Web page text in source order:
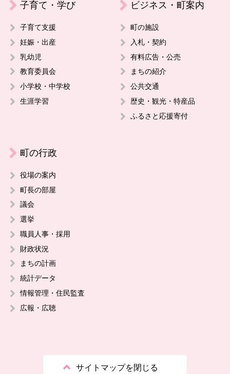
子育て・学び
子育て支援
妊娠・出産
乳幼児
教育委員会
小学校・中学校
生涯学習
ビジネス・町案内
町の施設
入札・契約
有料広告・公売
まちの紹介
公共交通
歴史・観光・特産品
ふるさと応援寄付
町の行政
役場の案内
町長の部屋
議会
選挙
職員人事・採用
財政状況
まちの計画
統計データ
情報管理・住民監査
広報・広聴
サイトマップを閉じる